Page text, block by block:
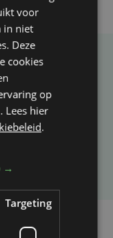
in dit
voor
in niet
Deze
cookies
op
Lees hier
.
→
Targeting